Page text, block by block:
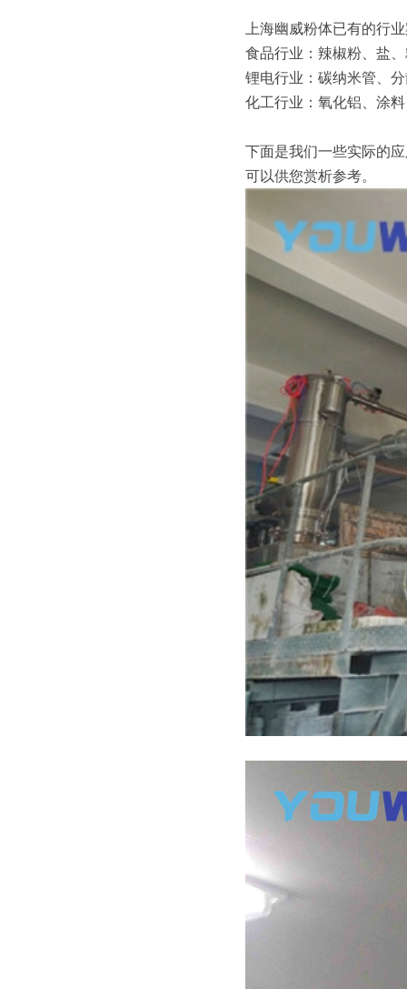
上海幽威粉体已有的行
食品行业：辣椒粉、盐
锂电行业：碳纳米管、
化工行业：氧化铝、涂料
下面是我们一些实际的
可以供您赏析参考。